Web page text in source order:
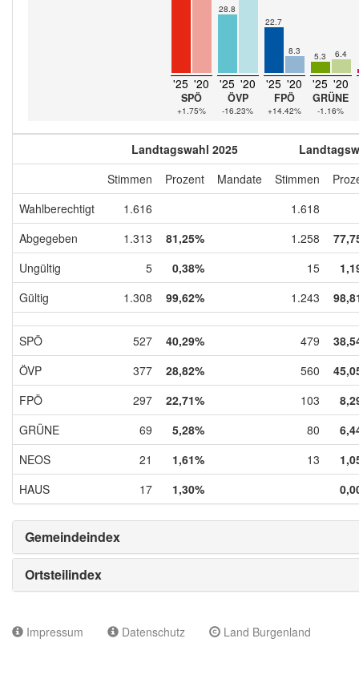
'25 '20
SPÖ
+1.75%
28.8
'25 '20
ÖVP
-16.23%
22.7
8.3
'25 '20
FPÖ
+14.42%
5.3 6.4
'25 '20
GRÜNE
-1.16%
Landtagswahl 2025
Stimmen
Prozent Mandate Stimmen
Wahlberechtigt
1.616
1.618
Abgegeben
1.313 81,25% 1.258
Ungültig
5 0,38% 15
Gültig
1.308 99,62% 1.243
SPÖ 527 40,29% 479
ÖVP
377 28,82% 560
FPÖ
297 22,71% 103
GRÜNE
69 5,28% 80
NEOS
21 1,61% 13
HAUS
17 1,30%
Gemeindeindex
Ortsteilindex
Impressum Datenschutz Land Burgenland